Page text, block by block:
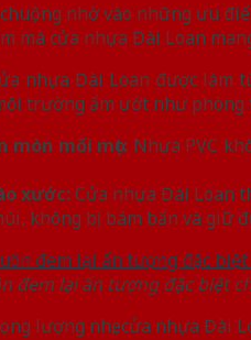
nhờ vào những ưu
mà cửa nhựa Đài Loan
nhựa Đài Loan được làm
trường ẩm ướt như phòng
mòn mối mọt: Nhựa PVC
xước:Cửa nhựa Đài Loan
không bị bám bẩn và giữ
đem lại ấn tượng đặc biệt
lượng nhẹ, cửa nhựa Đài